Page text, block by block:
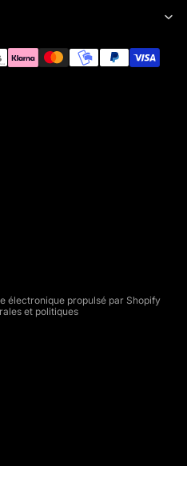
électronique propulsé par Shopify
et politiques